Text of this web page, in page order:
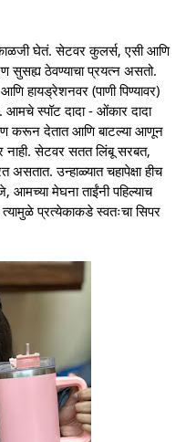
घेतं. सेटवर कुलर्स, एसी आणि
सुसह्य ठेवण्याचा प्रयत्न असतो.
हायड्रेशनवर (पाणी पिण्यावर)
आमचे स्पॉट दादा - ओंकार दादा
करून देतात आणि बाटल्या आणून
नाही. सेटवर सतत लिंबू सरबत,
उन्हाळ्यात चहापेक्षा हीच
मेघना ताईंनी पहिल्याच
प्रत्येकाकडे स्वतःचा सिपर